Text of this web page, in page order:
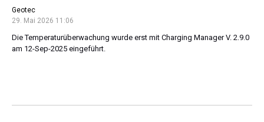
Geotec
29. Mai 2026 11:06
Die Temperaturüberwachung wurde erst mit Charging Manager V. 2.9.0
am 12-Sep-2025 eingeführt.